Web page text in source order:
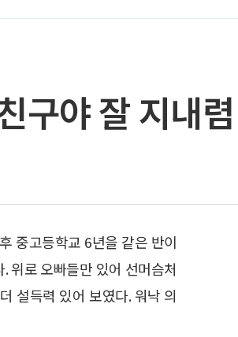
구야 잘 지내렴
중고등학교 6년을 같은 반이
위로 오빠들만 있어 선머슴처
설득력 있어 보였다. 워낙 의